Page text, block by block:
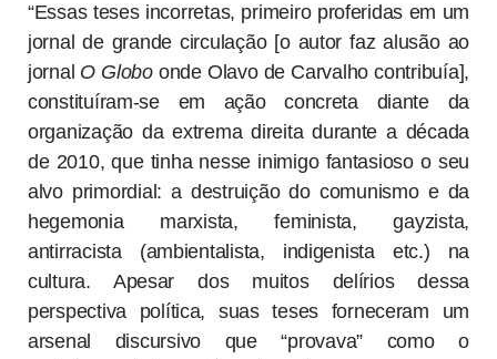
“Essas teses incorretas, primeiro proferidas em um
jornal de grande circulação [o autor faz alusão ao
jornal O Globoonde Olavo de Carvalho contribuía],
constituíram-se em ação concreta diante da
organização da extrema direita durante a década
de 2010, que tinha nesse inimigo fantasioso o seu
alvo primordial: a destruição do comunismo e da
hegemonia marxista, feminista, gayzista,
antirracista (ambientalista, indigenista etc.) na
cultura. Apesar dos muitos delírios dessa
perspectiva política, suas teses forneceram um
arsenal discursivo que “provava” como o